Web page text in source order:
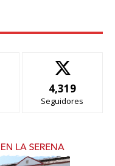
4,319
Seguidores